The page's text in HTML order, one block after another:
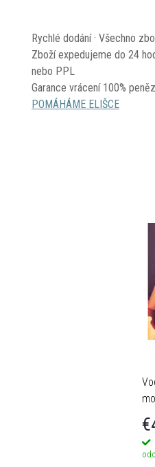
Rychlé dodání · Všechno
Zboží expedujeme do 24
nebo PPL
Garance vrácení 100% peněz
POMÁHÁME ELIŠCE